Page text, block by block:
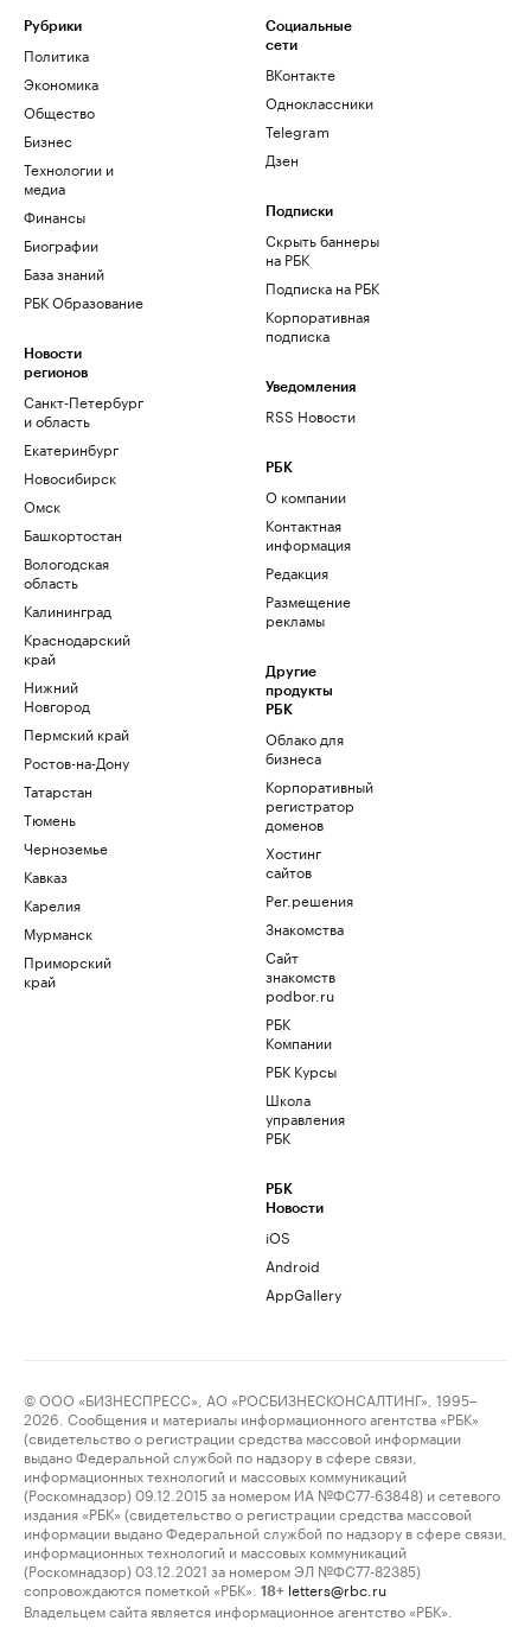
Рубрики
Политика
Экономика
Общество
Бизнес
Технологии и
медиа
Финансы
Биографии
База знаний
РБК Образование
Новости
регионов
Санкт-Петербург
и область
Екатеринбург
Новосибирск
Омск
Башкортостан
Вологодская
область
Калининград
Краснодарский
край
Нижний
Новгород
Пермский край
Ростов-на-Дону
Татарстан
Тюмень
Черноземье
Кавказ
Карелия
Мурманск
Приморский
край
Социальные
сети
ВКонтакте
Одноклассники
Telegram
Дзен
Подписки
Скрыть баннеры
на РБК
Подписка на РБК
Корпоративная
подписка
Уведомления
RSS Новости
РБК
О компании
Контактная
информация
Редакция
Размещение
рекламы
Другие
продукты
РБК
Облако для
бизнеса
Корпоративный
регистратор
доменов
Хостинг
сайтов
Рег.решения
Знакомства
Сайт
знакомств
podbor.ru
РБК
Компании
РБК Курсы
Школа
управления
РБК
РБК
Новости
iOS
Android
AppGallery
© ООО «БИЗНЕСПРЕСС», АО «РОСБИЗНЕСКОНСАЛТИНГ», 1995–
2026. Сообщения и материалы информационного агентства «РБК»
(свидетельство о регистрации средства массовой информации
выдано Федеральной службой по надзору в сфере связи,
информационных технологий и массовых коммуникаций
(Роскомнадзор) 09.12.2015 за номером ИА №ФС77-63848) и сетевого
издания «РБК» (свидетельство о регистрации средства массовой
информации выдано Федеральной службой по надзору в сфере связи,
информационных технологий и массовых коммуникаций
(Роскомнадзор) 03.12.2021 за номером ЭЛ №ФС77-82385)
сопровождаются пометкой «РБК».
18+ letters@rbc.ru
Владельцем сайта является информационное агентство «РБК».